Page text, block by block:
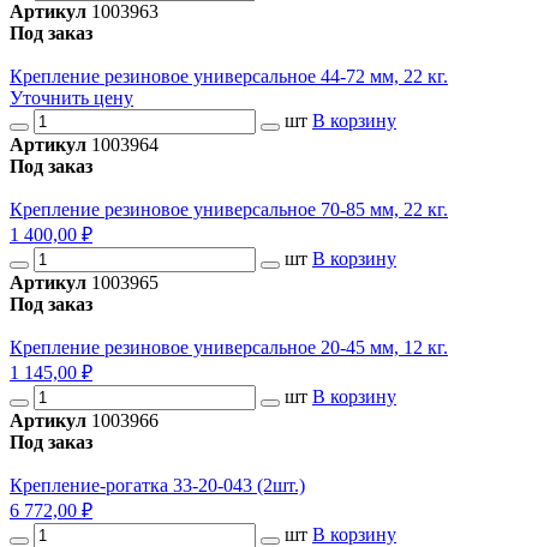
Артикул 1003963
Под заказ
Крепление резиновое универсальное 44-72 мм, 22 кг.
Уточнить цену
шт В корзину
Артикул 1003964
Под заказ
Крепление резиновое универсальное 70-85 мм, 22 кг.
1 400,00 ₽
шт В корзину
Артикул 1003965
Под заказ
Крепление резиновое универсальное 20-45 мм, 12 кг.
1 145,00 ₽
шт В корзину
Артикул 1003966
Под заказ
Крепление-рогатка 33-20-043 (2шт.)
6 772,00 ₽
шт В корзину